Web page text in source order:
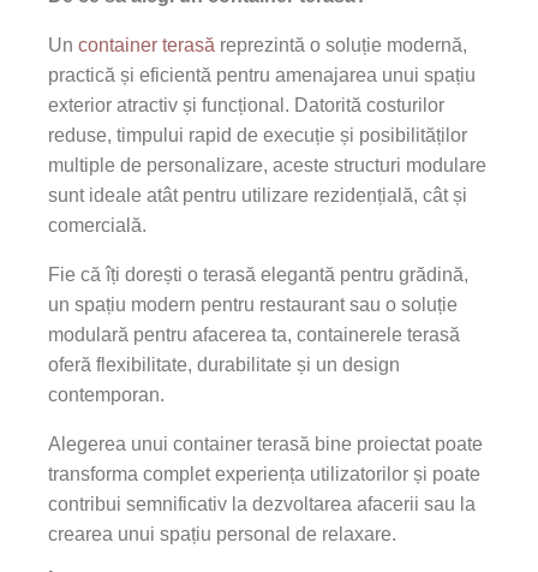
Un container terasă reprezintă o soluție modernă,
practică și eficientă pentru amenajarea unui spațiu
exterior atractiv și funcțional. Datorită costurilor
reduse, timpului rapid de execuție și posibilităților
multiple de personalizare, aceste structuri modulare
sunt ideale atât pentru utilizare rezidențială, cât și
comercială.
Fie că îți dorești o terasă elegantă pentru grădină,
un spațiu modern pentru restaurant sau o soluție
modulară pentru afacerea ta, containerele terasă
oferă flexibilitate, durabilitate și un design
contemporan.
Alegerea unui container terasă bine proiectat poate
transforma complet experiența utilizatorilor și poate
contribui semnificativ la dezvoltarea afacerii sau la
crearea unui spațiu personal de relaxare.